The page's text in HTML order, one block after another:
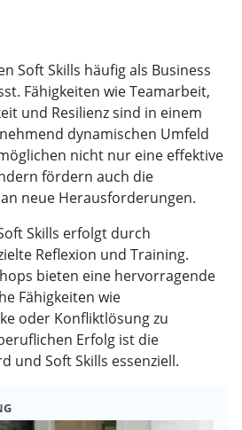
Soft Skills häufig als Business
Fähigkeiten wie Teamarbeit,
und Resilienz sind in einem
dynamischen Umfeld
nicht nur eine effektive
fördern auch die
neue Herausforderungen.
Skills erfolgt durch
Reflexion und Training.
bieten eine hervorragende
Fähigkeiten wie
oder Konfliktlösung zu
Erfolg ist die
und Soft Skills essenziell.